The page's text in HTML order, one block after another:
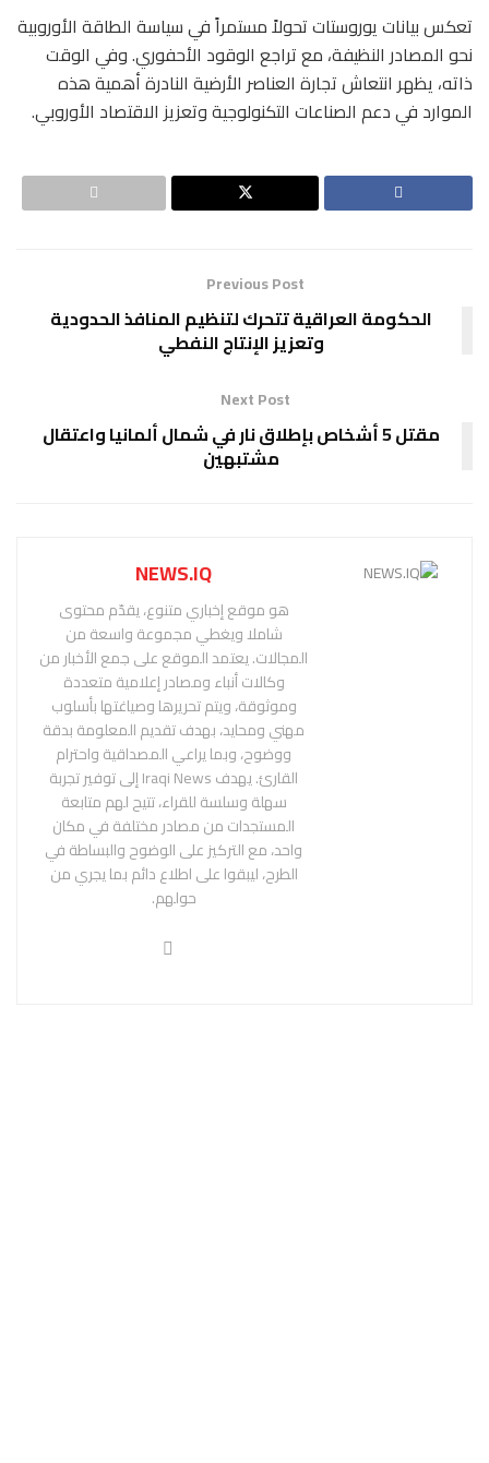
تعكس بيانات يوروستات تحولاً مستمراً في سياسة الطاقة الأوروبية
نحو المصادر النظيفة، مع تراجع الوقود الأحفوري. وفي الوقت
ذاته، يظهر انتعاش تجارة العناصر الأرضية النادرة أهمية هذه
الموارد في دعم الصناعات التكنولوجية وتعزيز الاقتصاد الأوروبي.
Previous Post
الحكومة العراقية تتحرك لتنظيم المنافذ الحدودية
وتعزيز الإنتاج النفطي
Next Post
مقتل 5 أشخاص بإطلاق نار في شمال ألمانيا واعتقال
مشتبهين
NEWS.IQ
هو موقع إخباري متنوع، يقدّم محتوى
شاملا ويغطي مجموعة واسعة من
المجالات. يعتمد الموقع على جمع الأخبار من
وكالات أنباء ومصادر إعلامية متعددة
وموثوقة، ويتم تحريرها وصياغتها بأسلوب
مهني ومحايد، بهدف تقديم المعلومة بدقة
ووضوح، وبما يراعي المصداقية واحترام
القارئ. يهدف Iraqi News إلى توفير تجربة
سهلة وسلسة للقراء، تتيح لهم متابعة
المستجدات من مصادر مختلفة في مكان
واحد، مع التركيز على الوضوح والبساطة في
الطرح، ليبقوا على اطلاع دائم بما يجري من
حولهم.